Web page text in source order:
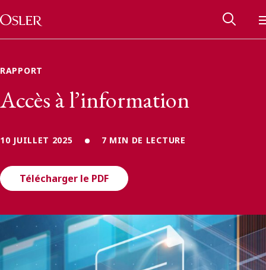
Passer au contenu
Main Navigation
Réseau des anciens d’Osler
Contactez-nous
RAPPORT
Accès à l’information
10 JUILLET 2025 7 MIN DE LECTURE
Télécharger le PDF